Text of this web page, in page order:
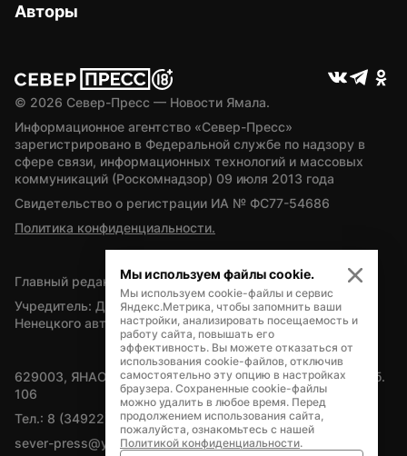
Авторы
© 2026 Север-Пресс — Новости Ямала.
Информационное агентство «Север-Пресс»
зарегистрировано в Федеральной службе по надзору в
сфере связи, информационных технологий и массовых
коммуникаций (Роскомнадзор) 09 июля 2013 года
Свидетельство о регистрации ИА № ФС77-54686
Политика конфиденциальности.
Главный редактор — А.Л. Поздеев
Учредитель: Департамент внутренней политики Ямало-
Ненецкого автономного округа
629003, ЯНАО, Салехард, мкр. Богдана Кнунянца, д.1, каб.
106
Тел.: 8 (34922) 71262
sever-press@yamal-media.ru
Мы используем файлы cookie.
Мы используем cookie-файлы и сервис
Яндекс.Метрика, чтобы запомнить ваши
настройки, анализировать посещаемость и
работу сайта, повышать его
эффективность. Вы можете отказаться от
использования cookie-файлов, отключив
самостоятельно эту опцию в настройках
браузера. Сохраненные cookie-файлы
можно удалить в любое время. Перед
продолжением использования сайта,
пожалуйста, ознакомьтесь с нашей
Политикой конфиденциальности.